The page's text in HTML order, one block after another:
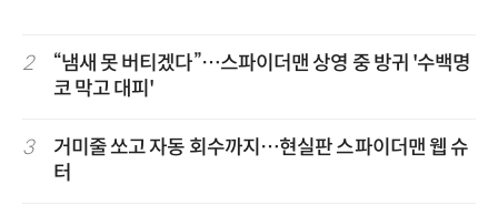
2
“냄새 못 버티겠다”…스파이더맨 상영 중 방귀 '수백명
코 막고 대피'
3
거미줄 쏘고 자동 회수까지…현실판 스파이더맨 웹 슈
터